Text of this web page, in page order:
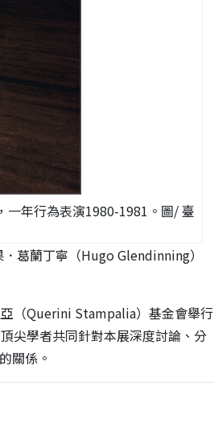
一年行為表演1980-1981。圖/ 臺
葛蘭丁寧（Hugo Glendinning）
（Querini Stampalia）基金會舉行
尖學者共同針對本展深度討論、分
關係。